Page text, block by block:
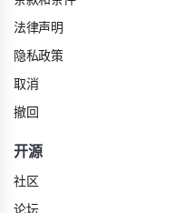
法律声明
隐私政策
取消
撤回
开源
社区
论坛